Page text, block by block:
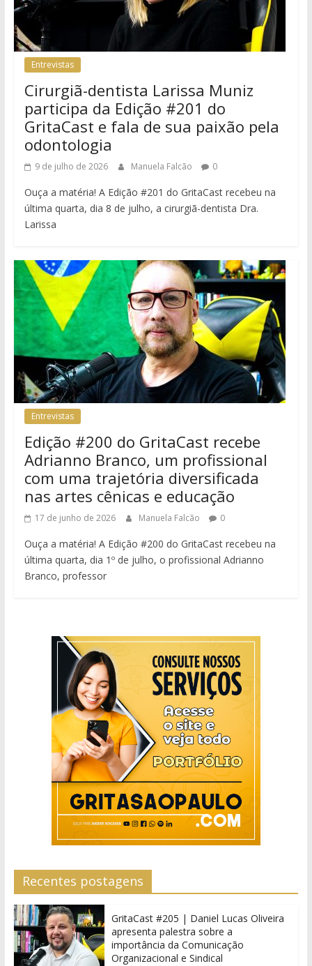
Entrevistas
Cirurgiã-dentista Larissa Muniz
participa da Edição #201 do
GritaCast e fala de sua paixão pela
odontologia
9 de julho de 2026 Manuela Falcão 0
Ouça a matéria! A Edição #201 do GritaCast recebeu na
última quarta, dia 8 de julho, a cirurgiã-dentista Dra.
Larissa
Entrevistas
Edição #200 do GritaCast recebe
Adrianno Branco, um profissional
com uma trajetória diversificada
nas artes cênicas e educação
17 de junho de 2026 Manuela Falcão 0
Ouça a matéria! A Edição #200 do GritaCast recebeu na
última quarta, dia 1º de julho, o profissional Adrianno
Branco, professor
Recentes postagens
GritaCast #205 | Daniel Lucas Oliveira
apresenta palestra sobre a
importância da Comunicação
Organizacional e Sindical